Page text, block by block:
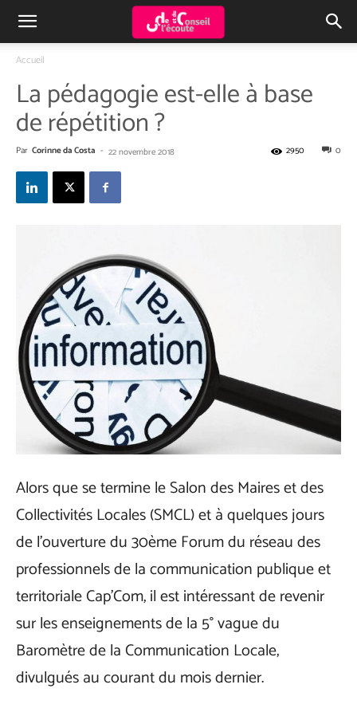
Accueil
La pédagogie est-elle à base
de répétition ?
Par Corinne da Costa - 22 novembre 2018 0
2950
Alors que se termine le Salon des Maires et des
Collectivités Locales (SMCL) et à quelques jours
de l’ouverture du 30ème Forum du réseau des
professionnels de la communication publique et
territoriale Cap’Com, il est intéressant de revenir
sur les enseignements de la 5° vague du
Baromètre de la Communication Locale,
divulgués au courant du mois dernier.